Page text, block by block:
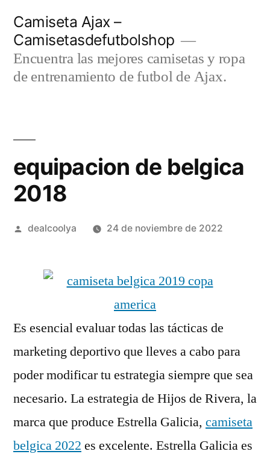
contenido
Camiseta Ajax –
Camisetasdefutbolshop
Encuentra las mejores camisetas y ropa
de entrenamiento de futbol de Ajax.
equipacion de belgica
2018
Publicado
dealcoolya 24 de noviembre de 2022
Es esencial evaluar todas las tácticas de
marketing deportivo que lleves a cabo para
poder modificar tu estrategia siempre que sea
necesario. La estrategia de Hijos de Rivera, la
marca que produce Estrella Galicia, camiseta
belgica 2022 es excelente. Estrella Galicia es